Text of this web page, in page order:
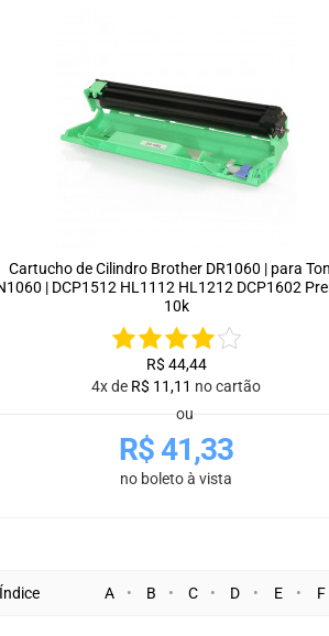
Cartucho de Cilindro Brother DR1060 | para
| DCP1512 HL1112 HL1212 DCP1602
10k
R$ 44,44
4x de R$ 11,11 no cartão
ou
R$41,33
no boleto à vista
Índice A B C D E F